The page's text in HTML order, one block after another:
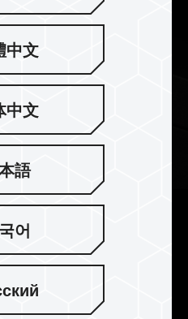
散热效果完美
采用 2mm 厚度的铝合金
量也同步提高，再加贴
中文
中文
語
어